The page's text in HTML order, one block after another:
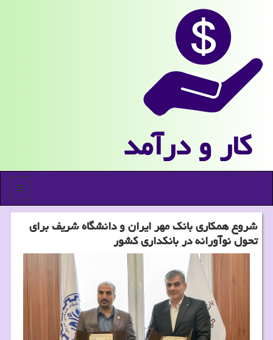
كار و درآمد
منو
شروع همکاری بانک مهر ایران و دانشگاه شریف برای
تحول نوآورانه در بانکداری کشور